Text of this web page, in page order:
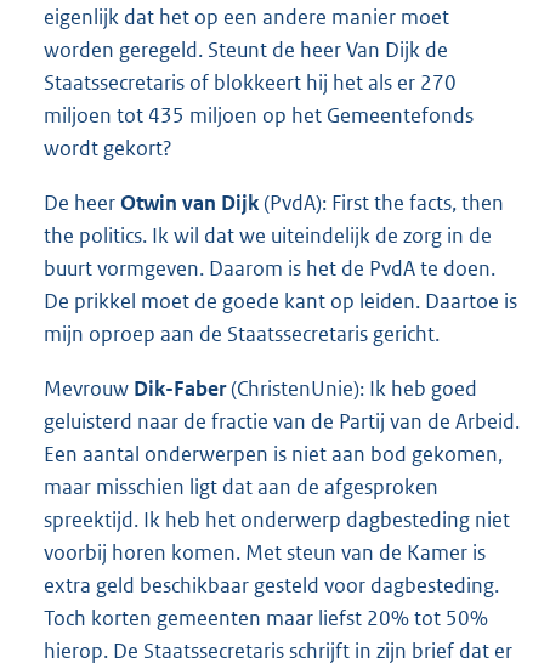
eigenlijk dat het op een andere manier moet
worden geregeld. Steunt de heer Van Dijk de
Staatssecretaris of blokkeert hij het als er 270
miljoen tot 435 miljoen op het Gemeentefonds
wordt gekort?
De heerOtwin van Dijk(PvdA): First the facts, then
the politics. Ik wil dat we uiteindelijk de zorg in de
buurt vormgeven. Daarom is het de PvdA te doen.
De prikkel moet de goede kant op leiden. Daartoe is
mijn oproep aan de Staatssecretaris gericht.
Mevrouw Dik-Faber(ChristenUnie): Ik heb goed
geluisterd naar de fractie van de Partij van de Arbeid.
Een aantal onderwerpen is niet aan bod gekomen,
maar misschien ligt dat aan de afgesproken
spreektijd. Ik heb het onderwerp dagbesteding niet
voorbij horen komen. Met steun van de Kamer is
extra geld beschikbaar gesteld voor dagbesteding.
Toch korten gemeenten maar liefst 20% tot 50%
hierop. De Staatssecretaris schrijft in zijn brief dat er